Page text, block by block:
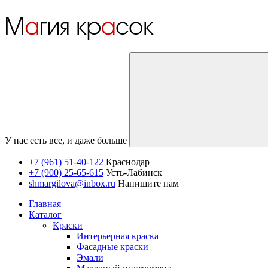
У нас есть все, и даже больше
+7 (961) 51-40-122 Краснодар
+7 (900) 25-65-615 Усть-Лабинск
shmargilova@inbox.ru Напишите нам
Главная
Каталог
Краски
Интерьерная краска
Фасадные краски
Эмали